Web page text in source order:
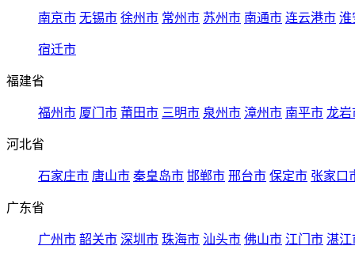
南京市 无锡市 徐州市 常州市 苏州市 南通市 连云港市 淮
宿迁市
福建省
福州市 厦门市 莆田市 三明市 泉州市 漳州市 南平市 龙岩
河北省
石家庄市 唐山市 秦皇岛市 邯郸市 邢台市 保定市 张家口
广东省
广州市 韶关市 深圳市 珠海市 汕头市 佛山市 江门市 湛江